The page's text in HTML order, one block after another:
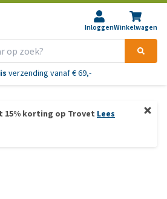
InloggenWinkelwagen
verzending vanaf € 69,-
15% korting op Trovet Lees